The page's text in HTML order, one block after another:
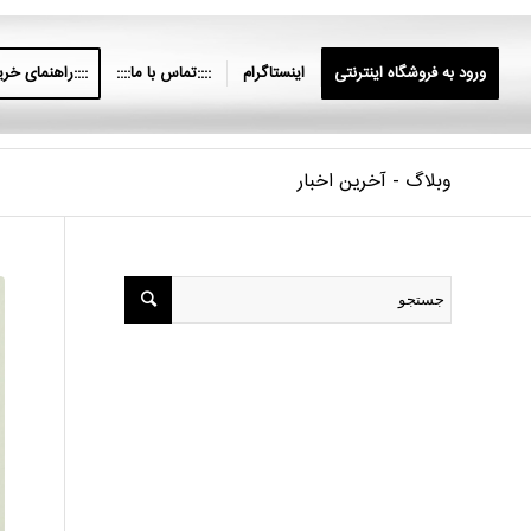
ورود به فروشگاه اینترنتی اینستاگرام ::::تماس با ما:::: ::::راهنمای
وبلاگ - آخرین اخبار